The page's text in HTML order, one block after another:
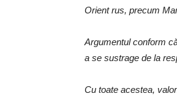
Orient rus, precum
Argumentul conform
a se sustrage de la
Cu toate acestea,